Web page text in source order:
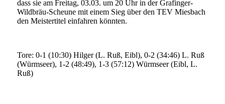
dass sie am Freitag, 03.03. um 20 Uhr in der Grafinger-
Wildbräu-Scheune mit einem Sieg über den TEV Miesbach
den Meistertitel einfahren könnten.
Tore: 0-1 (10:30) Hilger (L. Ruß, Eibl), 0-2 (34:46) L. Ruß
(Würmseer), 1-2 (48:49), 1-3 (57:12) Würmseer (Eibl, L.
Ruß)